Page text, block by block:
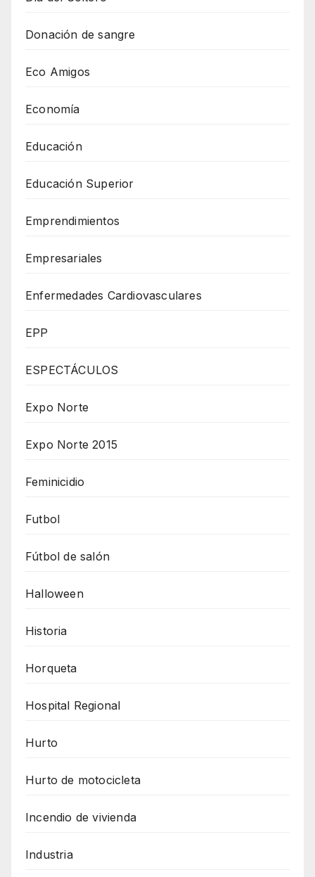
Donación de sangre
Eco Amigos
Economía
Educación
Educación Superior
Emprendimientos
Empresariales
Enfermedades Cardiovasculares
EPP
ESPECTÁCULOS
Expo Norte
Expo Norte 2015
Feminicidio
Futbol
Fútbol de salón
Halloween
Historia
Horqueta
Hospital Regional
Hurto
Hurto de motocicleta
Incendio de vivienda
Industria